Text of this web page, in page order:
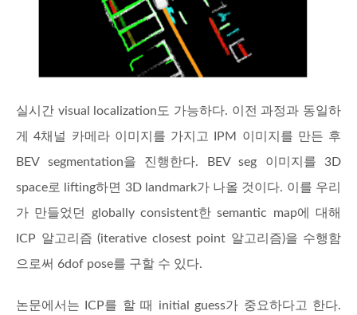
실시간 visual localization도 가능하다. 이전 과정과 동일하
게 4채널 카메라 이미지를 가지고 IPM 이미지를 만든 후
BEV segmentation을 진행한다. BEV seg 이미지를 3D
space로 lifting하면 3D landmark가 나올 것이다. 이를 우리
가 만들었던 globally consistent한 semantic map에 대해
ICP 알고리즘 (iterative closest point 알고리즘)을 수행함
으로써 6dof pose를 구할 수 있다.
논문에서는 ICP를 할 때 initial guess가 중요하다고 한다.